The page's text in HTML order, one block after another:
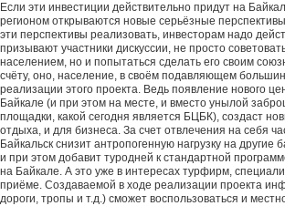
Если эти инвестиции действительно придут на
регионом открываются новые серьёзные
эти перспективы реализовать, инвесторам надо
призывают участники дискуссии, не просто
населением, но и попытаться сделать его своим
счёту, оно, население, в своём подавляющем
реализации этого проекта. Ведь появление нового
Байкале (и при этом на месте, и вместо унылой
площадки, какой сегодня является БЦБК), создаст
отдыха, и для бизнеса. За счет отвлечения на себя
Байкальск снизит антропогенную нагрузку на другие
и при этом добавит туродней к стандартной
на Байкале. А это уже в интересах турфирм,
приёме. Создаваемой в ходе реализации проекта
дороги, тропы и т.д.) сможет воспользоваться и